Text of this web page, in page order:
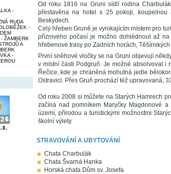
-
RUDA
-
ŽAMBERK
A
-
Od roku 1816 na Gruni sídlí rodina
přestavěna na hotel s 25 pokoji,
Beskydech.
Celý hřeben Gruně je vynikajícím místem pro
příznivého počasí je možno dohlédnout až
hřebenové trasy po Zadních horách,
První sněhové vločky se na Gruni objevují
v místní části Podgruň. Je možné absolvovat i
Řečice, kde je chráněná mohutná jedle
Ostravici. Přes Gruň prochází též upravovaná,
Od roku 2008 si můžete na Starých Hamrech
začíná nad pomníkem Maryčky Magdonové
území, přírodou a turistickými možnostmi
školní výlety.
STRAVOVÁNÍ A UBYTOVÁNÍ
Chata Charbulák
Chata Švarná Hanka
Horská chata Dům sv. Josefa